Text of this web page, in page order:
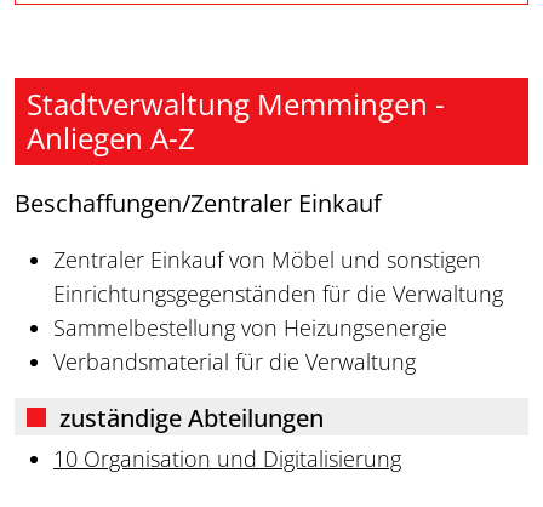
Stadtverwaltung Memmingen -
Anliegen A-Z
Beschaffungen/Zentraler Einkauf
Zentraler Einkauf von Möbel und sonstigen
Einrichtungsgegenständen für die Verwaltung
Sammelbestellung von Heizungsenergie
Verbandsmaterial für die Verwaltung
zuständige Abteilungen
10 Organisation und Digitalisierung